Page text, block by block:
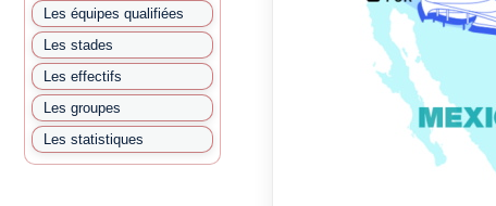
Les équipes qualifiées
Les stades
Les effectifs
Les groupes
Les statistiques